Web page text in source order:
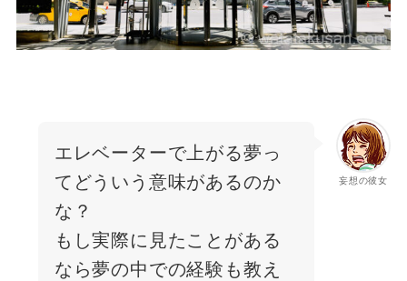
妄想の彼女
エレベーターで上がる夢っ
てどういう意味があるのか
な？
もし実際に見たことがある
なら夢の中での経験も教え